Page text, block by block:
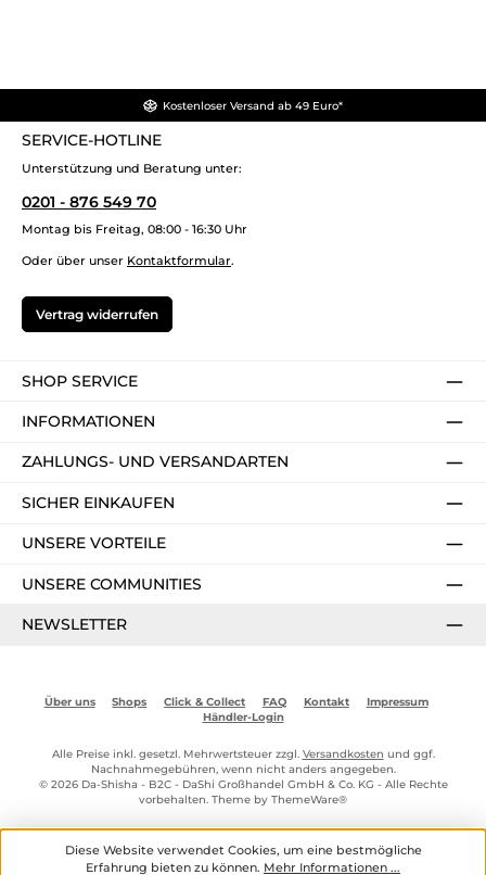
Kostenloser Versand ab 49 Euro*
SERVICE-HOTLINE
Unterstützung und Beratung unter:
0201 - 876 549 70
Montag bis Freitag, 08:00 - 16:30 Uhr
Oder über unser Kontaktformular.
Vertrag widerrufen
SHOP SERVICE
INFORMATIONEN
ZAHLUNGS- UND VERSANDARTEN
SICHER EINKAUFEN
UNSERE VORTEILE
UNSERE COMMUNITIES
NEWSLETTER
Über uns Shops Click & Collect FAQ Kontakt
Impressum
Händler-Login
Alle Preise inkl. gesetzl. Mehrwertsteuer zzgl. Versandkosten und ggf.
Nachnahmegebühren, wenn nicht anders angegeben.
© 2026 Da-Shisha - B2C - DaShi Großhandel GmbH & Co. KG - Alle Rechte
vorbehalten. Theme by ThemeWare®
Diese Website verwendet Cookies, um eine bestmögliche
Erfahrung bieten zu können. Mehr Informationen ...